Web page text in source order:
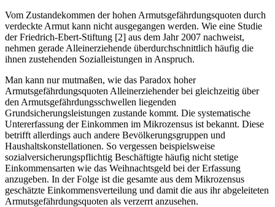
Vom Zustandekommen der hohen Armutsgefährdungsquoten durch
verdeckte Armut kann nicht ausgegangen werden. Wie eine Studie
der Friedrich-Ebert-Stiftung [2] aus dem Jahr 2007 nachweist,
nehmen gerade Alleinerziehende überdurchschnittlich häufig die
ihnen zustehenden Sozialleistungen in Anspruch.
Man kann nur mutmaßen, wie das Paradox hoher
Armutsgefährdungsquoten Alleinerziehender bei gleichzeitig über
den Armutsgefährdungsschwellen liegenden
Grundsicherungsleistungen zustande kommt. Die systematische
Untererfassung der Einkommen im Mikrozensus ist bekannt. Diese
betrifft allerdings auch andere Bevölkerungsgruppen und
Haushaltskonstellationen. So vergessen beispielsweise
sozialversicherungspflichtig Beschäftigte häufig nicht stetige
Einkommensarten wie das Weihnachtsgeld bei der Erfassung
anzugeben. In der Folge ist die gesamte aus dem Mikrozensus
geschätzte Einkommensverteilung und damit die aus ihr abgeleiteten
Armutsgefährdungsquoten als verzerrt anzusehen.